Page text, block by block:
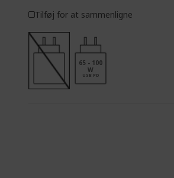
Tilføj for at sammenligne
65 - 100
W
USB PD